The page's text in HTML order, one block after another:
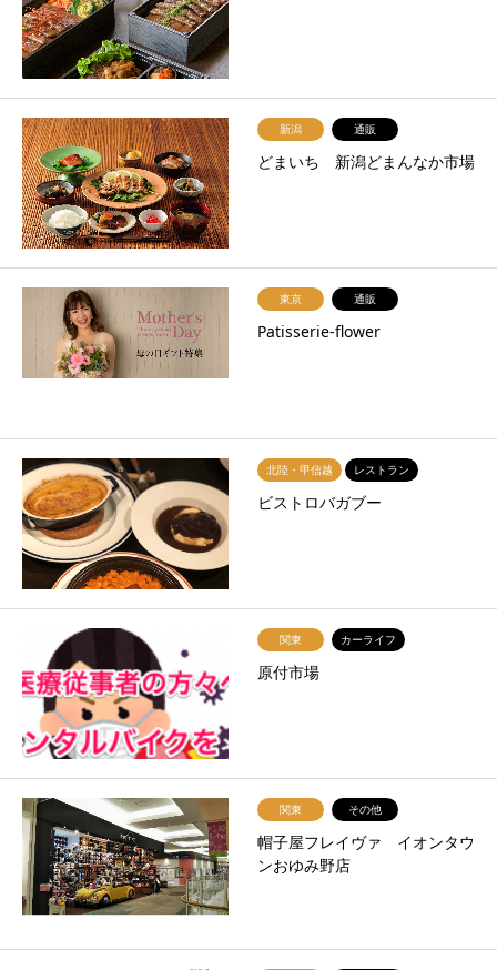
新潟 通販
どまいち 新潟どまんなか市場
東京 通販
Patisserie-flower
北陸・甲信越 レストラン
ビストロバガブー
関東 カーライフ
原付市場
関東 その他
帽子屋フレイヴァ イオンタウ
ンおゆみ野店